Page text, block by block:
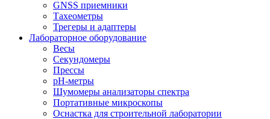
GNSS приемники
Тахеометры
Трегеры и адаптеры
Лабораторное оборудование
Весы
Секундомеры
Прессы
pH-метры
Шумомеры анализаторы спектра
Портативные микроскопы
Оснастка для строительной лаборатории